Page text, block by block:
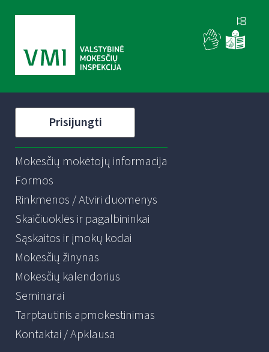
Prisijungti
Mokesčių mokėtojų informacija
Formos
Rinkmenos / Atviri duomenys
Skaičiuoklės ir pagalbininkai
Sąskaitos ir įmokų kodai
Mokesčių žinynas
Mokesčių kalendorius
Seminarai
Tarptautinis apmokestinimas
Kontaktai / Apklausa